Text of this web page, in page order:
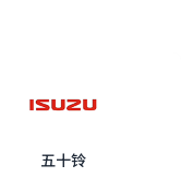
五十铃